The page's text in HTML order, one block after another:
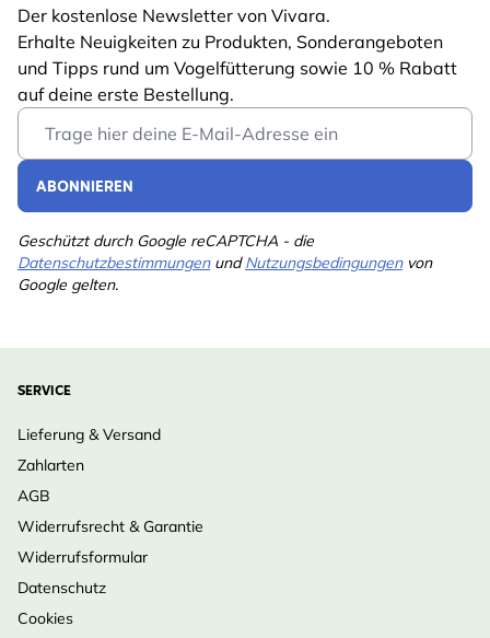
Der kostenlose Newsletter von Vivara.
Erhalte Neuigkeiten zu Produkten, Sonderangeboten
und Tipps rund um Vogelfütterung sowie 10 % Rabatt
auf deine erste Bestellung.
Email Address
ABONNIEREN
Geschützt durch Google reCAPTCHA - die
DatenschutzbestimmungenundNutzungsbedingungenvon
Google gelten.
SERVICE
Lieferung & Versand
Zahlarten
AGB
Widerrufsrecht & Garantie
Widerrufsformular
Datenschutz
Cookies